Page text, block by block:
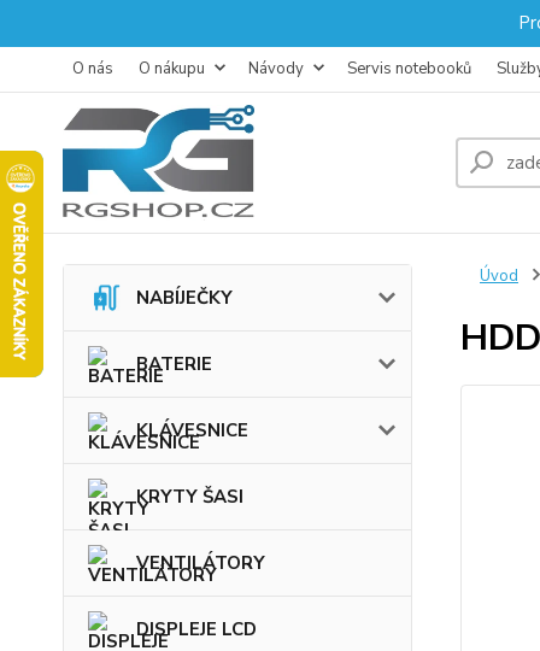
O nás O nákupu Návody Servis notebooků
NABÍJEČKY
BATERIE
KLÁVESNICE
KRYTY ŠASI
VENTILÁTORY
DISPLEJE LCD
Úvod